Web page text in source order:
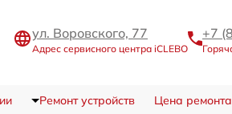
ул. Воровского, 77
Адрес сервисного центра iCLEBO
+7
Ремонт устройств Цена ремонта